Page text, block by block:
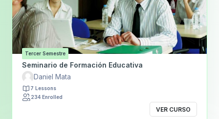
Tercer Semestre
Seminario de Formación Educativa
Daniel Mata
7 Lessons
234 Enrolled
VER CURSO